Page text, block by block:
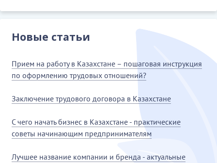
Новые статьи
Прием на работу в Казахстане – пошаговая инструкция
по оформлению трудовых отношений?
Заключение трудового договора в Казахстане
С чего начать бизнес в Казахстане - практические
советы начинающим предпринимателям
Лучшее название компании и бренда - актуальные